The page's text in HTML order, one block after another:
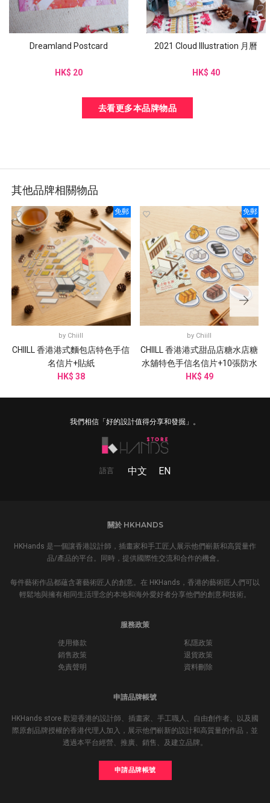
Dreamland Postcard
HK$ 20
2021 Cloud Illustration 月曆
HK$ 40
去看更多本品牌物品
其他品牌相關物品
免郵
by Chiill
CHIILL 香港港式麵包店特色手信
名信片+貼紙
HK$ 38
免郵
by Chiill
CHIILL 香港港式甜品店糖水店糖
水舖特色手信名信片+10張防水
貼紙
HK$ 49
我們相信「好的設計值得分享和發掘」。
語言 中文 EN
關於 HKHANDS
HKHands 是一個讓香港設計師，插畫家和手工匠人展示他們嶄新和高質量作
品/產品的平台。同時，提供國際性交流和合作的機會。
每件藝術作品都蘊含著藝術匠人的創意。在 HKHands，香港的藝術匠人們可以
輕鬆地與擁有相同生活理念的本地和海外愛好者分享他們的創意和技術。
服務政策
使用條款
私隱政策
銷售政策
退貨政策
免責聲明
資料刪除
申請品牌帳號
HKHands store 歡迎香港的設計師、插畫家、手工職人、自由創作者、以及國
際原創品牌授權的香港代理人加入，展示他們嶄新的設計和高質量的作品，並
透過本平台經營、推廣、銷售、及建立品牌。
申請品牌帳號